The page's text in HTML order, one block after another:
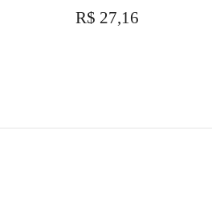
R$ 27,16